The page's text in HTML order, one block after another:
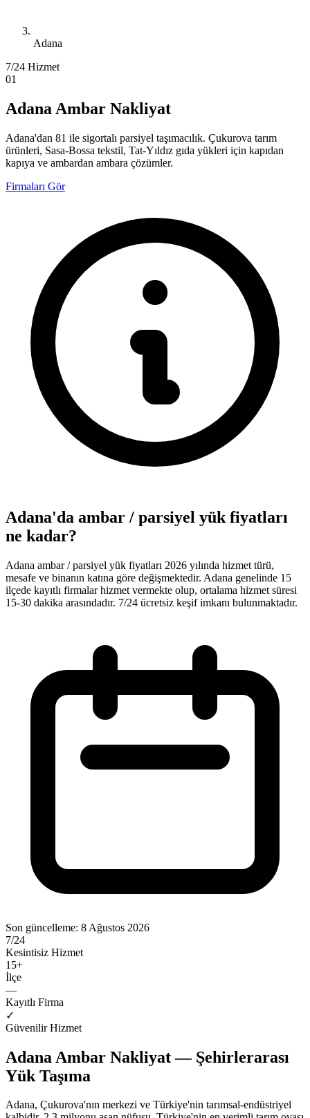
Adana
7/24 Hizmet
01
Adana Ambar Nakliyat
Adana'dan 81 ile sigortalı parsiyel taşımacılık. Çukurova tarım
ürünleri, Sasa-Bossa tekstil, Tat-Yıldız gıda yükleri için kapıdan
kapıya ve ambardan ambara çözümler.
Firmaları Gör
Adana'da ambar / parsiyel yük fiyatları
ne kadar?
Adana ambar / parsiyel yük fiyatları 2026 yılında hizmet türü,
mesafe ve binanın katına göre değişmektedir. Adana genelinde 15
ilçede kayıtlı firmalar hizmet vermekte olup, ortalama hizmet süresi
15-30 dakika arasındadır. 7/24 ücretsiz keşif imkanı bulunmaktadır.
Son güncelleme: 8 Ağustos 2026
7/24
Kesintisiz Hizmet
15+
İlçe
—
Kayıtlı Firma
✓
Güvenilir Hizmet
Adana Ambar Nakliyat — Şehirlerarası
Yük Taşıma
Adana, Çukurova'nın merkezi ve Türkiye'nin tarımsal-endüstriyel